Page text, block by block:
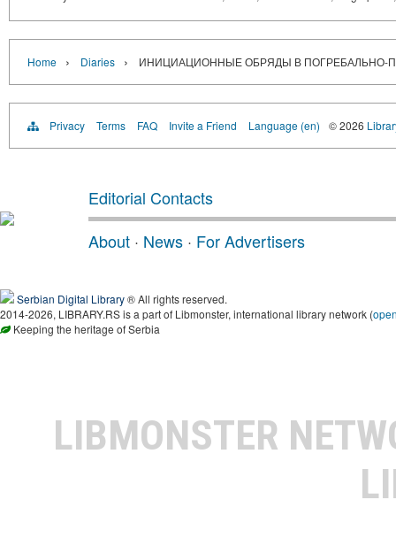
Home › Diaries › ИНИЦИАЦИОННЫЕ ОБРЯДЫ В ПОГРЕБАЛЬНО-
Privacy Terms FAQ Invite a Friend Language (en) © 2026
Editorial Contacts
About · News · For Advertisers
Serbian Digital Library® All rights reserved.
2014-2026, LIBRARY.RS is a part of Libmonster, international library network (
Keeping the heritage of Serbia
LIBMONSTER